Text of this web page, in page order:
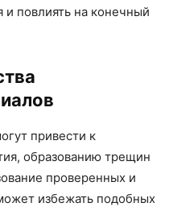
повлиять на конечный
привести к
образованию трещин
проверенных и
избежать подобных